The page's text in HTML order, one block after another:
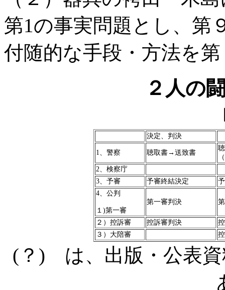
第1の事実問題とし、第
付随的な手段・方法を
２人の
決定、判決
1、警察 聴取書→送致書
2、検察庁
3、予審 予審終結決定
4、公判
１ )第一審
第一審判決
２）控訴審 控訴審判決
３）大陪審
( ？ ) は、出版・公表